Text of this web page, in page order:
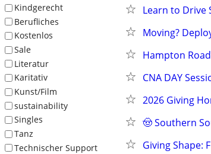
Kindgerecht
Berufliches
Kostenlos
Sale
Literatur
Karitativ
Kunst/Film
sustainability
Singles
Tanz
Technischer Support
Learn to Drive
Moving?
Hampton
CNA DAY
2026 Giving
🤠 Southern
Giving Shape: